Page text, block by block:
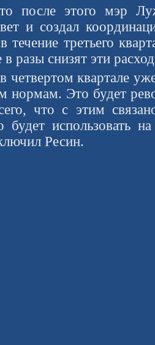
после этого мэр
и создал
течение третьего
разы снизят эти
четвертом квартале
нормам. Это будет
что с этим
будет использовать
Ресин.